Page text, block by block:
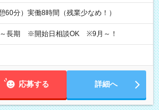
60分）実働8時間（残業少なめ！）
～長期 ※開始日相談OK ※9月～！
応募する 詳細へ